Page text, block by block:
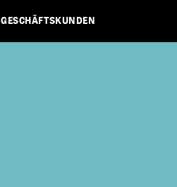
GESCHÄFTSKUNDEN